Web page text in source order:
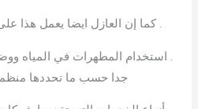
. كما إن العازل ايضا يعمل هذا
. استخدام المطهرات في المياه
جدا حسب ما تحددها